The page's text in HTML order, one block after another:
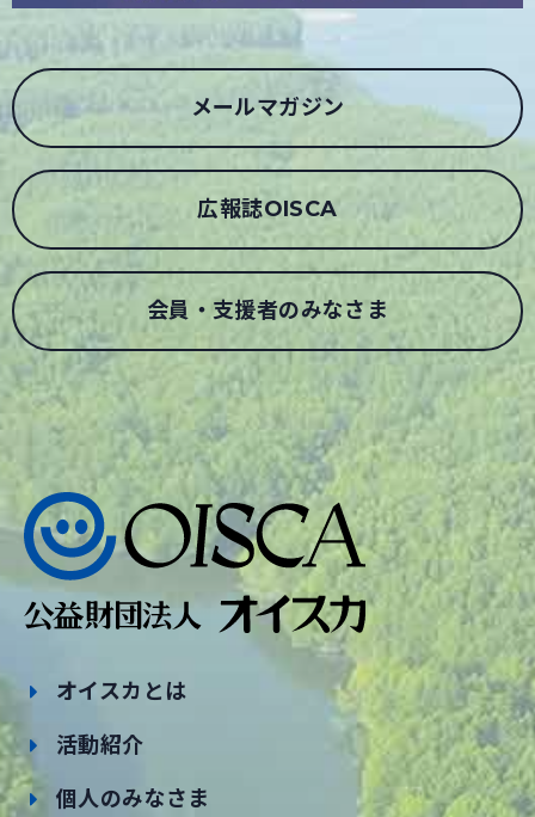
メールマガジン
広報誌OISCA
会員・支援者のみなさま
オイスカとは
活動紹介
個人のみなさま